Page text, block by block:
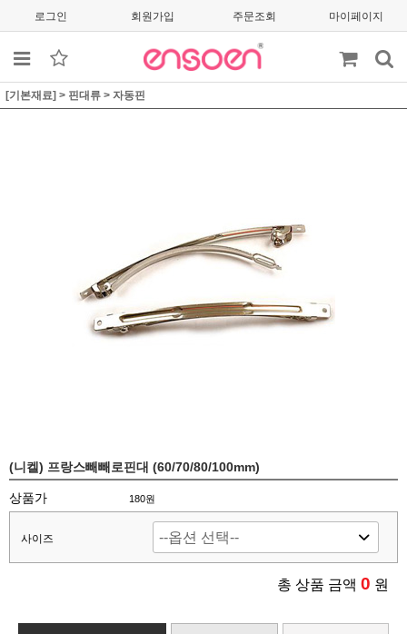
로그인 회원가입 주문조회 마이페이지
[기본재료] > 핀대류 > 자동핀
(니켈) 프랑스빼빼로핀대 (60/70/80/100mm)
상품가 180원
사이즈
총 상품 금액 0 원